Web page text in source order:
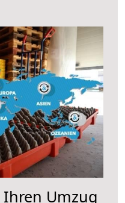
Ihren Umzug